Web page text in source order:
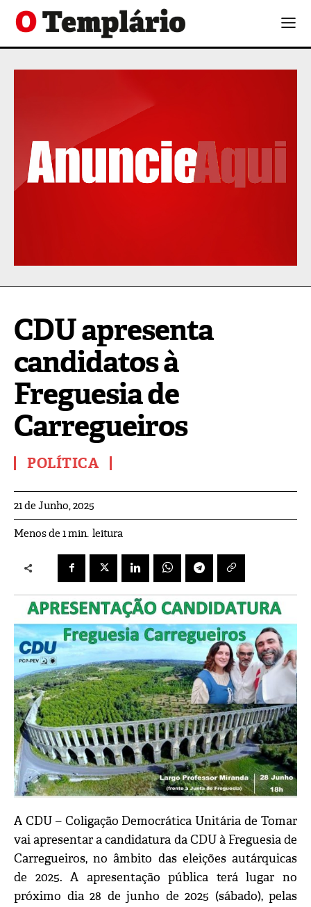
CDU apresenta
candidatos à
Freguesia de
Carregueiros
POLÍTICA
21 de Junho, 2025
Menos de 1min. leitura
A CDU – Coligação Democrática Unitária de Tomar
vai apresentar a candidatura da CDU à Freguesia de
Carregueiros, no âmbito das eleições autárquicas
de 2025. A apresentação pública terá lugar no
próximo dia 28 de junho de 2025 (sábado), pelas